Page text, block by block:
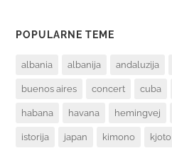
POPULARNE TEME
albania albanija andaluzija
buenos aires concert cuba
habana havana hemingvej
istorija japan kimono kjoto